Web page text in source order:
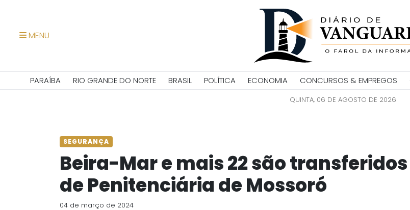
MENU
PARAÍBA RIO GRANDE DO NORTE BRASIL POLÍTICA ECONOMIA CONCURSOS & EMPREGOS
QUINTA, 06 DE AGOSTO DE 2026
SEGURANÇA
Beira-Mar e mais 22 são transferidos
de Penitenciária de Mossoró
04 de março de 2024